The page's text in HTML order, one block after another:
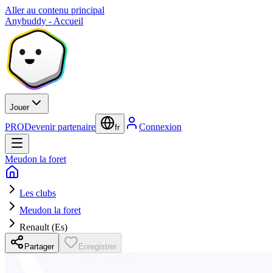
Aller au contenu principal
Anybuddy - Accueil
Jouer
PRODevenir partenaire fr Connexion
Meudon la foret
Les clubs
Meudon la foret
Renault (Es)
Partager Enregistrer